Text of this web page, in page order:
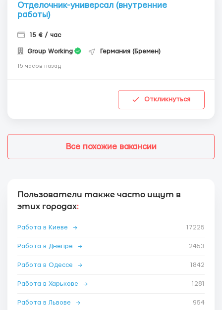
Отделочник-универсал (внутренние
работы)
15 € / час
Group Working Германия (Бремен)
15 часов назад
Откликнуться
Все похожие вакансии
Пользователи также часто ищут в
этих городах:
Работа в Киеве → 17225
Работа в Днепре → 2453
Работа в Одессе → 1842
Работа в Харькове → 1281
Работа в Львове → 954